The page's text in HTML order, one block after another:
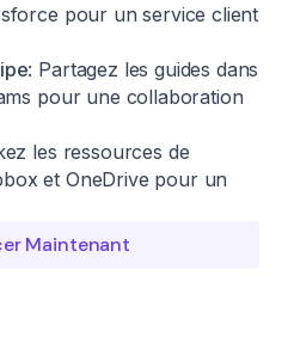
pour un service client
: Partagez les guides dans
pour une collaboration
les ressources de
et OneDrive pour un
Maintenant